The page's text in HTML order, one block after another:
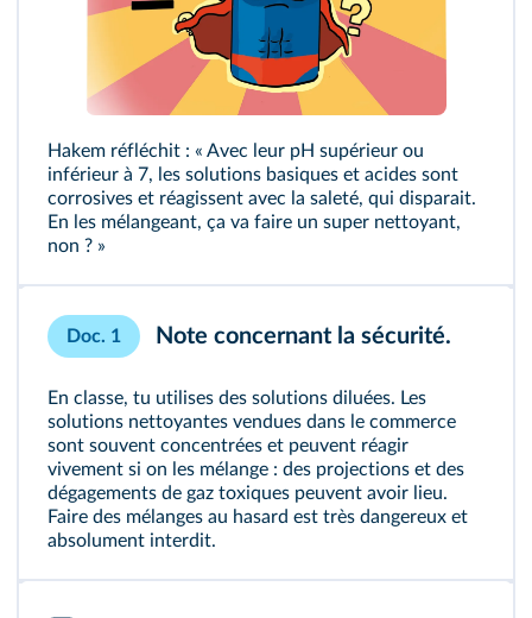
Hakem réfléchit : « Avec leur pH supérieur ou
inférieur à 7, les solutions basiques et acides sont
corrosives et réagissent avec la saleté, qui disparait.
En les mélangeant, ça va faire un super nettoyant,
non ? »
Doc. 1 Note concernant la sécurité.
En classe, tu utilises des solutions diluées. Les
solutions nettoyantes vendues dans le commerce
sont souvent concentrées et peuvent réagir
vivement si on les mélange : des projections et des
dégagements de gaz toxiques peuvent avoir lieu.
Faire des mélanges au hasard est très dangereux et
absolument interdit.